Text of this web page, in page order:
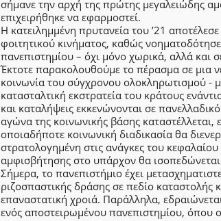
σήμανε την αρχή της πρώτης μεγαλειώδης
επιχειρήθηκε να εφαρμοστεί.
Η κατειλημμένη πρυτανεία του ’21
φοιτητικού κινήματος, καθώς
πανεπιστημίου – όχι μόνο χωρικά, αλλά και
Έκτοτε παρακολουθούμε το πέρασμα σε μια
κοινωνία του σύγχρονου ολοκληρωτισμού -
κατασταλτική εκστρατεία του κράτους
και καταλήψεις εκκενώνονται σε
αγώνα της κοινωνικής βάσης
οποιαδήποτε κοινωνική διαδικασία θα
στρατολογημένη στις ανάγκες του
αμφισβήτησης στο υπάρχον θα
Σήμερα, το πανεπιστήμιο έχει
ριζοσπαστικής δράσης σε πεδίο καταστολής
επαναστατική χροιά. Παράλληλα,
ενός αποστειρωμένου πανεπιστημίου, όπου